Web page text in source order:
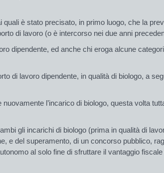
è stato precisato, in primo luogo, che la
di lavoro (o è intercorso nei due anni
dipendente, ed anche chi eroga alcune
di lavoro dipendente, in qualità di biologo, a
l’incarico di biologo, questa volta
gli incarichi di biologo (prima in qualità di
e del superamento, di un concorso pubblico,
al solo fine di sfruttare il vantaggio